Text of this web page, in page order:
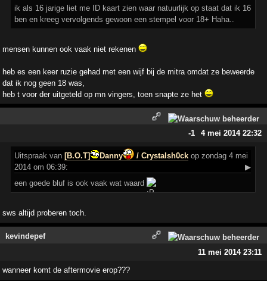
ik als 16 jarige liet me ID kaart zien waar natuurlijk op staat dat ik 16
ben en kreeg vervolgends gewoon een stempel voor 18+ Haha..
mensen kunnen ook vaak niet rekenen
heb es een keer ruzie gehad met een wijf bij de mitra omdat ze beweerde
dat ik nog geen 18 was,
heb t voor der uitgeteld op mn vingers, toen snapte ze het
-1 4 mei 2014 22:32
Uitspraak van [B.O.T] Danny / Crystalsh0ck op zondag 4 mei
2014 om 06:39:
▶
een goede bluf is ook vaak wat waard
sws altijd proberen toch.
kevindepef
11 mei 2014 23:11
wanneer komt de aftermovie erop???